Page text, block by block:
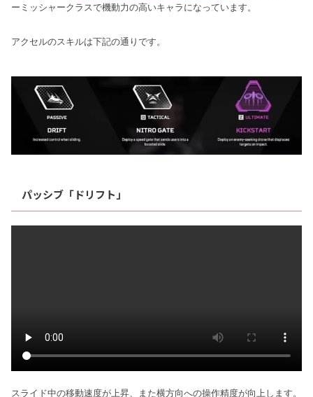
ーミッシャークラスで機動力の高いキャラになっています。
アクセルのスキルは下記の通りです。
パッシブ「ドリフト」
スライド中の移動速度が上昇、また横方向への操作精度が向上します。